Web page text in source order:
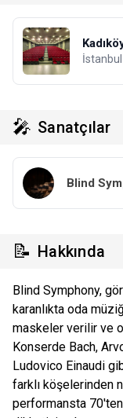
İstanbul
🎤 Sanatçılar
Blind
📝 Hakkında
Blind Symphony,
karanlıkta oda
maskeler verilir ve
Konserde Bach,
Ludovico Einaudi
farklı köşelerinden
performansta 70'ten